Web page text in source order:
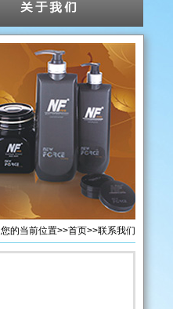
您的当前位置>>首页>>联系我们